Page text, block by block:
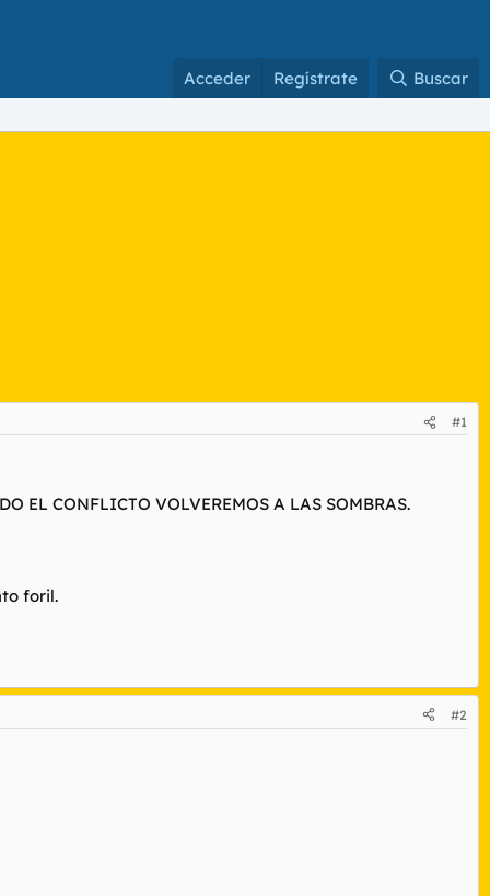
Acceder Regístrate Buscar
#1
EL CONFLICTO VOLVEREMOS A LAS SOMBRAS.
foril.
#2